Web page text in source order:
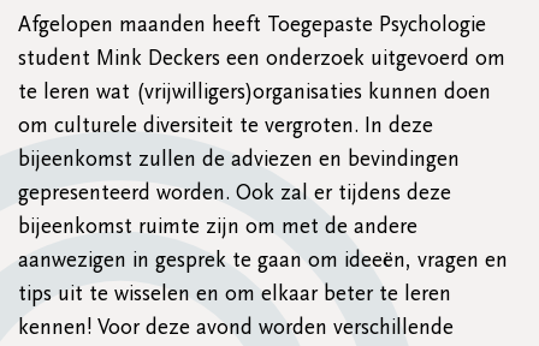
Afgelopen maanden heeft Toegepaste Psychologie
student Mink Deckers een onderzoek uitgevoerd om
te leren wat (vrijwilligers)organisaties kunnen doen
om culturele diversiteit te vergroten. In deze
bijeenkomst zullen de adviezen en bevindingen
gepresenteerd worden. Ook zal er tijdens deze
bijeenkomst ruimte zijn om met de andere
aanwezigen in gesprek te gaan om ideeën, vragen en
tips uit te wisselen en om elkaar beter te leren
kennen! Voor deze avond worden verschillende